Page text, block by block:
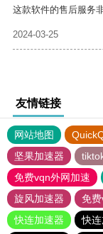
这款软件的售后服务
2024-03-25
友情链接
网站地图
坚果加速器
免费vqn外网加速
旋风加速器
免
快连加速器
快